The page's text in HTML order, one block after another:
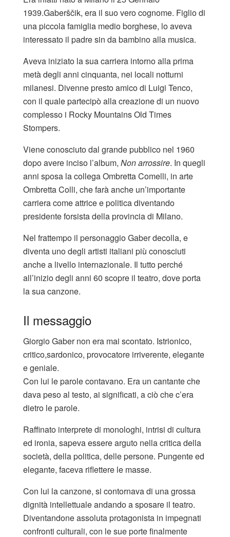
1939.Gaberščik, era il suo vero cognome. Figlio di
una piccola famiglia medio borghese, lo aveva
interessato il padre sin da bambino alla musica.
Aveva iniziato la sua carriera intorno alla prima
metà degli anni cinquanta, nei locali notturni
milanesi. Divenne presto amico di Luigi Tenco,
con il quale partecipò alla creazione di un nuovo
complesso i Rocky Mountains Old Times
Stompers.
Viene conosciuto dal grande pubblico nel 1960
dopo avere inciso l’album, Non arrossire. In quegli
anni sposa la collega Ombretta Comelli, in arte
Ombretta Colli, che farà anche un’importante
carriera come attrice e politica diventando
presidente forsista della provincia di Milano.
Nel frattempo il personaggio Gaber decolla, e
diventa uno degli artisti italiani più conosciuti
anche a livello internazionale. Il tutto perché
all’inizio degli anni 60 scopre il teatro, dove porta
la sua canzone.
Il messaggio
Giorgio Gaber non era mai scontato. Istrionico,
critico,sardonico, provocatore irriverente, elegante
e geniale.
Con lui le parole contavano. Era un cantante che
dava peso al testo, ai significati, a ciò che c’era
dietro le parole.
Raffinato interprete di monologhi, intrisi di cultura
ed ironia, sapeva essere arguto nella critica della
società, della politica, delle persone. Pungente ed
elegante, faceva riflettere le masse.
Con lui la canzone, si contornava di una grossa
dignità intellettuale andando a sposare il teatro.
Diventandone assoluta protagonista in impegnati
confronti culturali, con le sue porte finalmente